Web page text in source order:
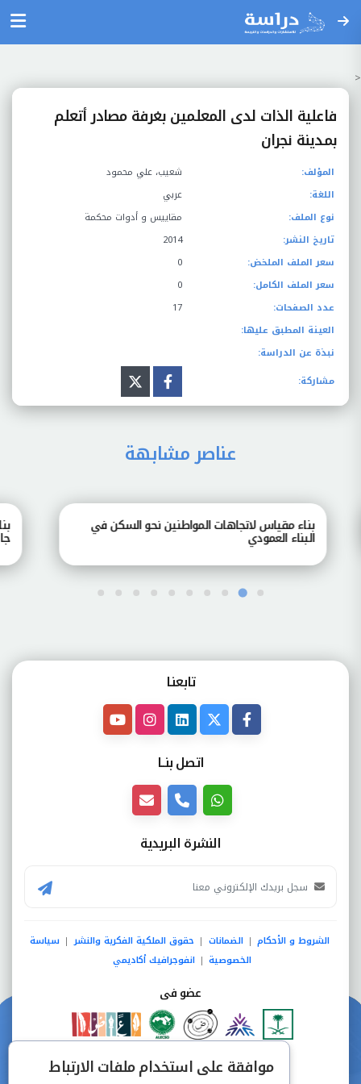
<
فاعلية الذات لدى المعلمين بغرفة مصادر أتعلم
بمدينة نجران
المؤلف:
شعيب، علي محمود
اللغة:
عربي
نوع الملف:
مقاييس و أدوات محكمة
تاريخ النشر:
2014
سعر الملف الملخض:
0
سعر الملف الكامل:
0
عدد الصفحات:
17
العينة المطبق عليها:
نبذة عن الدراسة:
مشاركة:
عناصر مشابهة
بناء مقياس لاتجاهات المواطنين نحو السكن في
البناء العمودي
تابعنـا
اتصل بنــا
النشرة البريدية
الشروط و الأحكام | الضمانات | حقوق الملكية الفكرية والنشر | سياسة
الخصوصية | انفوجرافيك أكاديمي
عضو فى
دفع آمن من خلال
موافقة على استخدام ملفات الارتباط